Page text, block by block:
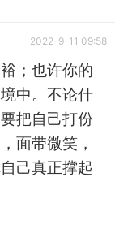
2022-9-11 09:58
；也许你的
中。不论什
把自己打份
面带微笑，
己真正撑起